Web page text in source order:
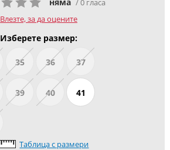
/ 0 гласа
Влезте, за да оцените
Изберете размер:
35 36 37
39 40 41
Таблица с размери